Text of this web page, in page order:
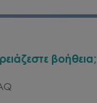
βοήθεια;